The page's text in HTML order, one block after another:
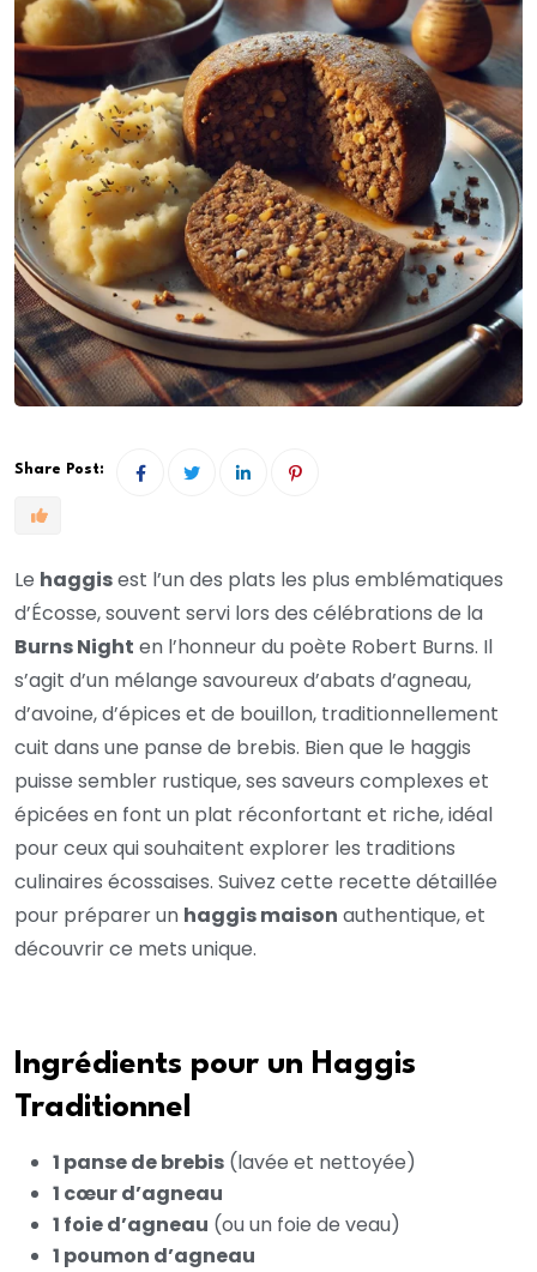
Share Post:
Le haggisest l’un des plats les plus emblématiques
d’Écosse, souvent servi lors des célébrations de la
Burns Night en l’honneur du poète Robert Burns. Il
s’agit d’un mélange savoureux d’abats d’agneau,
d’avoine, d’épices et de bouillon, traditionnellement
cuit dans une panse de brebis. Bien que le haggis
puisse sembler rustique, ses saveurs complexes et
épicées en font un plat réconfortant et riche, idéal
pour ceux qui souhaitent explorer les traditions
culinaires écossaises. Suivez cette recette détaillée
pour préparer un haggis maison authentique, et
découvrir ce mets unique.
Ingrédients pour un Haggis
Traditionnel
1 panse de brebis (lavée et nettoyée)
1 cœur d’agneau
1 foie d’agneau (ou un foie de veau)
1 poumon d’agneau